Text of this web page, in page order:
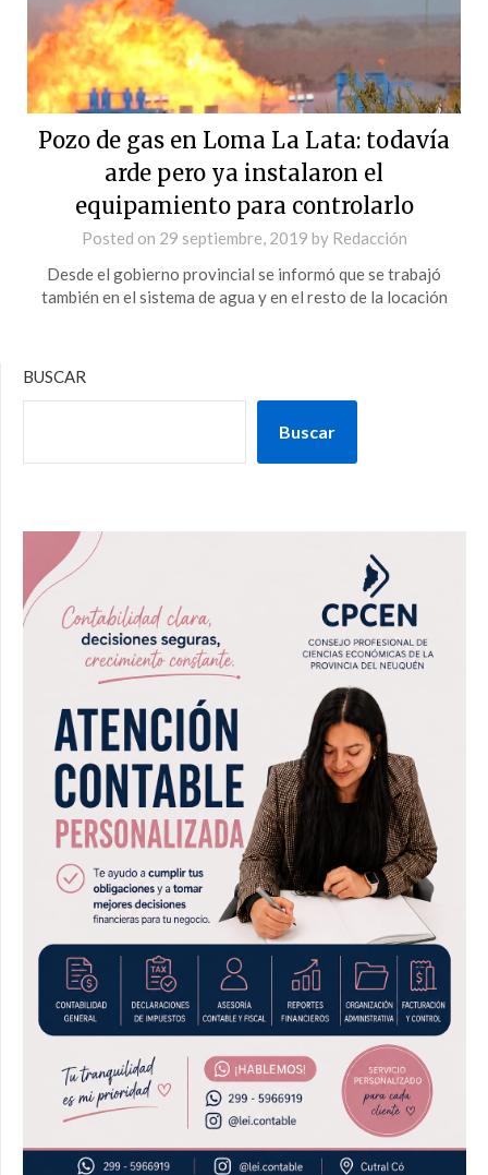
Pozo de gas en Loma La Lata: todavía
arde pero ya instalaron el
equipamiento para controlarlo
Posted on 29 septiembre, 2019 by Redacción
Desde el gobierno provincial se informó que se trabajó
también en el sistema de agua y en el resto de la locación
BUSCAR
Buscar